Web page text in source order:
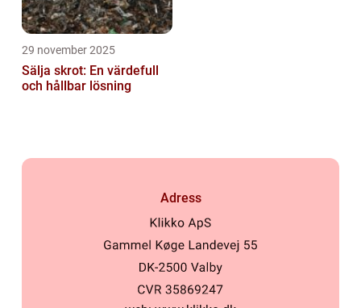
29 november 2025
Sälja skrot: En värdefull
och hållbar lösning
Adress